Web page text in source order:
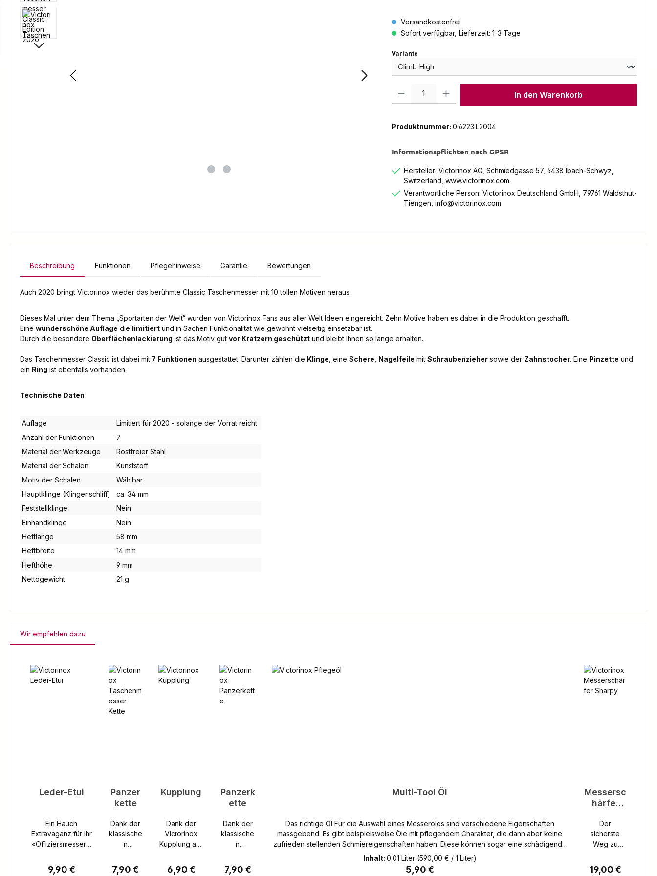
Versandkostenfrei
Sofort verfügbar, Lieferzeit: 1-3 Tage
Varianteauswählen
Produkt Anzahl: Gib den gewünschten Wert ein oder benutze die Schaltflächen
In den Warenkorb
Produktnummer: 0.6223.L2004
Informationspflichten nach GPSR
Hersteller: Victorinox AG, Schmiedgasse 57, 6438 Ibach-Schwyz,
Switzerland, www.victorinox.com
Verantwortliche Person: Victorinox Deutschland GmbH, 79761 Waldsthut-
Tiengen, info@victorinox.com
Beschreibung Funktionen Pflegehinweise Garantie Bewertungen
Auch 2020 bringt Victorinox wieder das berühmte Classic Taschenmesser mit 10 tollen Motiven heraus.
Dieses Mal unter dem Thema „Sportarten der Welt“ wurden von Victorinox Fans aus aller Welt Ideen eingereicht. Zehn Motive haben es dabei in die Produktion geschafft.
Eine wunderschöne Auflage die limitiert und in Sachen Funktionalität wie gewohnt vielseitig einsetzbar ist.
Durch die besondere Oberflächenlackierung ist das Motiv gut vor Kratzern geschützt und bleibt Ihnen so lange erhalten.
Das Taschenmesser Classic ist dabei mit 7 Funktionen ausgestattet. Darunter zählen die Klinge, eine Schere, Nagelfeile mit Schraubenzieher sowie der Zahnstocher. Eine Pinzette und
ein Ring ist ebenfalls vorhanden.
Technische Daten
Auflage
Limitiert für 2020 - solange der Vorrat reicht
Anzahl der Funktionen
7
Material der Werkzeuge
Rostfreier Stahl
Material der Schalen
Kunststoff
Motiv der Schalen
Wählbar
Hauptklinge (Klingenschliff)
ca. 34 mm
Feststellklinge
Nein
Einhandklinge
Nein
Heftlänge
58 mm
Heftbreite
14 mm
Hefthöhe
9 mm
Nettogewicht
21 g
Wir empfehlen dazu
Leder-Etui
Ein Hauch
Extravaganz für Ihr
«OffiziersmesserV
«Offiziersmesser»
Regulärer Preis:
9,90 €
Panzer
kette
Dank der
klassische
n
te aus
Regulärer Preis:
7,90 €
Kupplung
Dank der
Victorinox
Kupplung aus
Stahl ist Ihr
Regulärer Preis:
6,90 €
Panzerk
ette
Dank der
klassische
n
e aus
Regulärer Preis:
7,90 €
Multi-Tool Öl
Das richtige Öl Für die Auswahl eines Messeröles sind verschiedene Eigenschaften
massgebend. Es gibt beispielsweise Öle mit pflegendem Charakter, die dann aber keine
zufrieden stellenden Schmiereigenschaften haben. Diese können sogar eine schädigende
Wirkung auf die Funktionen des Taschenmessers haben (verkleben usw.). Zu beachten
sind auch die gesetzlichen Bestimmungen der Lebensmittelverordnung. Die Hauptmerkmale
Inhalt: 0.01 Liter (590,00 € / 1 Liter)
Regulärer Preis:
5,90 €
Messersc
härfer
Der
sicherste
Weg zu
scharfen
Regulärer Preis:
19,00 €